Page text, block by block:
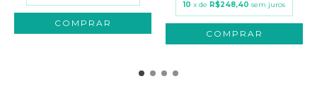
10 x de R$248,40 sem juros